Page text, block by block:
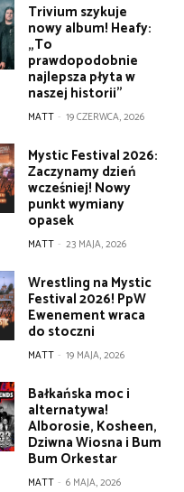
Trivium szykuje
nowy album! Heafy:
„To
prawdopodobnie
najlepsza płyta w
naszej historii”
MATT - 19 CZERWCA, 2026
Mystic Festival 2026:
Zaczynamy dzień
wcześniej! Nowy
punkt wymiany
opasek
MATT - 23 MAJA, 2026
Wrestling na Mystic
Festival 2026! PpW
Ewenement wraca
do stoczni
MATT - 19 MAJA, 2026
Bałkańska moc i
alternatywa!
Alborosie, Kosheen,
Dziwna Wiosna i Bum
Bum Orkestar
MATT - 6 MAJA, 2026